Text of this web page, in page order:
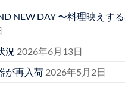
NEW DAY 〜料理映えす
況 2026年6月13日
が再入荷 2026年5月2日